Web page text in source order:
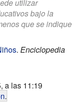
utilizar
bajo la
que se indique
. Enciclopedia
a las 11:19
.